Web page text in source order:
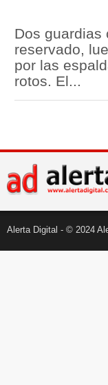
Dos guardias
reservado,
por las
rotos. El...
Alerta Digital - © 2024